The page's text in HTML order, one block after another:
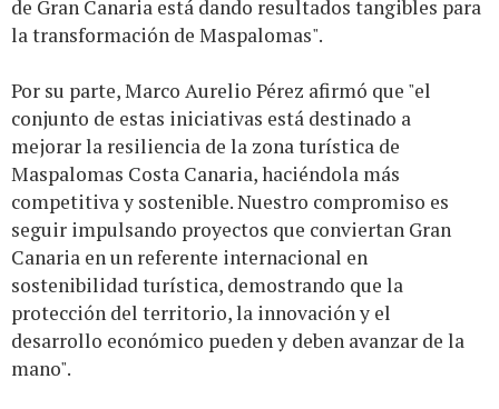
de Gran Canaria está dando resultados tangibles para
la transformación de Maspalomas".
Por su parte, Marco Aurelio Pérez afirmó que "el
conjunto de estas iniciativas está destinado a
mejorar la resiliencia de la zona turística de
Maspalomas Costa Canaria, haciéndola más
competitiva y sostenible. Nuestro compromiso es
seguir impulsando proyectos que conviertan Gran
Canaria en un referente internacional en
sostenibilidad turística, demostrando que la
protección del territorio, la innovación y el
desarrollo económico pueden y deben avanzar de la
mano".